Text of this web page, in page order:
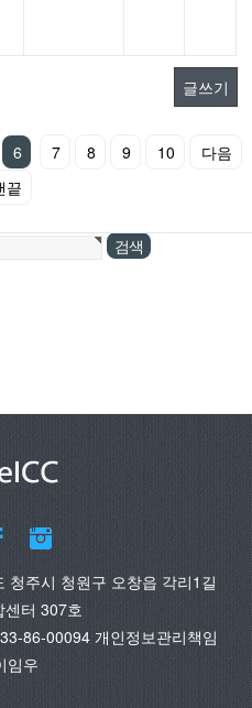
글쓰기
6 7 8 9 10
다음
끝
주시 청원구 오창읍 각리1길
센터 307호
86-00094 개인정보관리책임
임우